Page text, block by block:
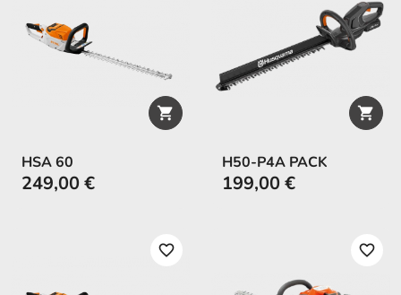

HSA 60
249,00 €

H50-P4A PACK
199,00 €
favorite_border favorite_border